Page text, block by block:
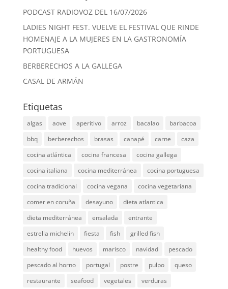
PODCAST RADIOVOZ DEL 16/07/2026
LADIES NIGHT FEST. VUELVE EL FESTIVAL QUE RINDE
HOMENAJE A LA MUJERES EN LA GASTRONOMÍA
PORTUGUESA
BERBERECHOS A LA GALLEGA
CASAL DE ARMÁN
Etiquetas
algas aove aperitivo arroz bacalao
barbacoa
bbq
berberechos brasas canapé carne
caza
cocina atlántica
cocina francesa
cocina gallega
cocina italiana
cocina mediterránea
cocina portuguesa
cocina tradicional
cocina vegana
cocina vegetariana
comer en coruña
desayuno
dieta atlantica
dieta mediterránea
ensalada
entrante
estrella michelin
fiesta fish
grilled fish
healthy food
huevos marisco navidad
pescado
pescado al horno
portugal postre pulpo
queso
restaurante
seafood vegetales verduras